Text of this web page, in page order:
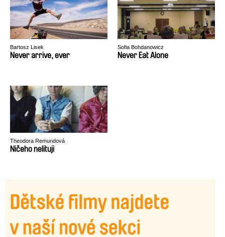
Bartosz Lisek
Never arrive, ever
Sofia Bohdanowicz
Never Eat Alone
Theodora Remundová
Ničeho nelituji